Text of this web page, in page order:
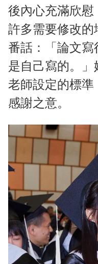
後內心充滿欣
許多需要修改
番話：「論文
是自己寫的。」
老師設定的標準
感謝之意。